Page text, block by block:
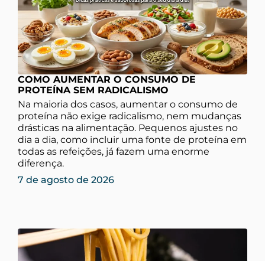
COMO AUMENTAR O CONSUMO DE
PROTEÍNA SEM RADICALISMO
Na maioria dos casos, aumentar o consumo de
proteína não exige radicalismo, nem mudanças
drásticas na alimentação. Pequenos ajustes no
dia a dia, como incluir uma fonte de proteína em
todas as refeições, já fazem uma enorme
diferença.
7 de agosto de 2026